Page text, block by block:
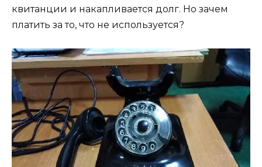
квитанции и накапливается долг. Но зачем
платить за то, что не используется?